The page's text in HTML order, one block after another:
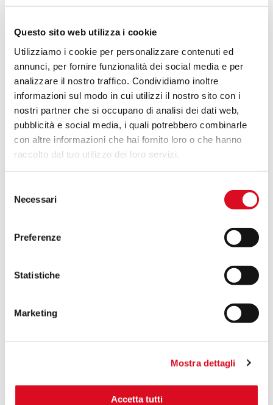
Questo sito web utilizza i cookie
Utilizziamo i cookie per personalizzare contenuti ed
annunci, per fornire funzionalità dei social media e per
analizzare il nostro traffico. Condividiamo inoltre
informazioni sul modo in cui utilizzi il nostro sito con i
nostri partner che si occupano di analisi dei dati web,
pubblicità e social media, i quali potrebbero combinarle
con altre informazioni che hai fornito loro o che hanno
raccolto dal tuo utilizzo dei loro servizi.
delNecessari
Preferenze
Statistiche
Marketing
Mostra dettagli
Accetta tutti
duty” per eccellenza, ideale per medie-grandi
superfici e/o per trattare tutte le colture agricole
ove sia richiesta una macchina compatta e agile
ma dalle grandi prestazioni e affidabilità. Potenza
trattore a partire da 48 kW – 65 CV Capacità
serbatoio 400 – 600 lt Rendimento ventilatore fino
a 20.000 m3/h COLTURE vigneti
Read More »
Sei interessato a uno dei nostri modelli di